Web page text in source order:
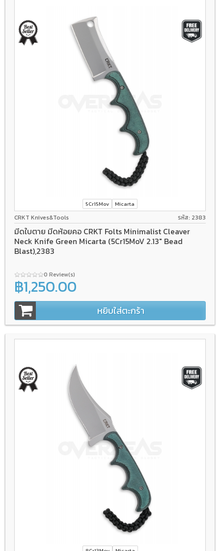
5Cr15Mov Micarta
CRKT Knives&Tools รหัส: 2383
มีดใบตาย มีดห้อยคอ CRKT Folts Minimalist Cleaver
Neck Knife Green Micarta (5Cr15MoV 2.13" Bead
Blast),2383
0 Review(s)
฿1,250.00
หยิบใส่ตะกร้า